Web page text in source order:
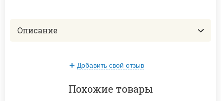
Описание
Добавить свой отзыв
Похожие товары